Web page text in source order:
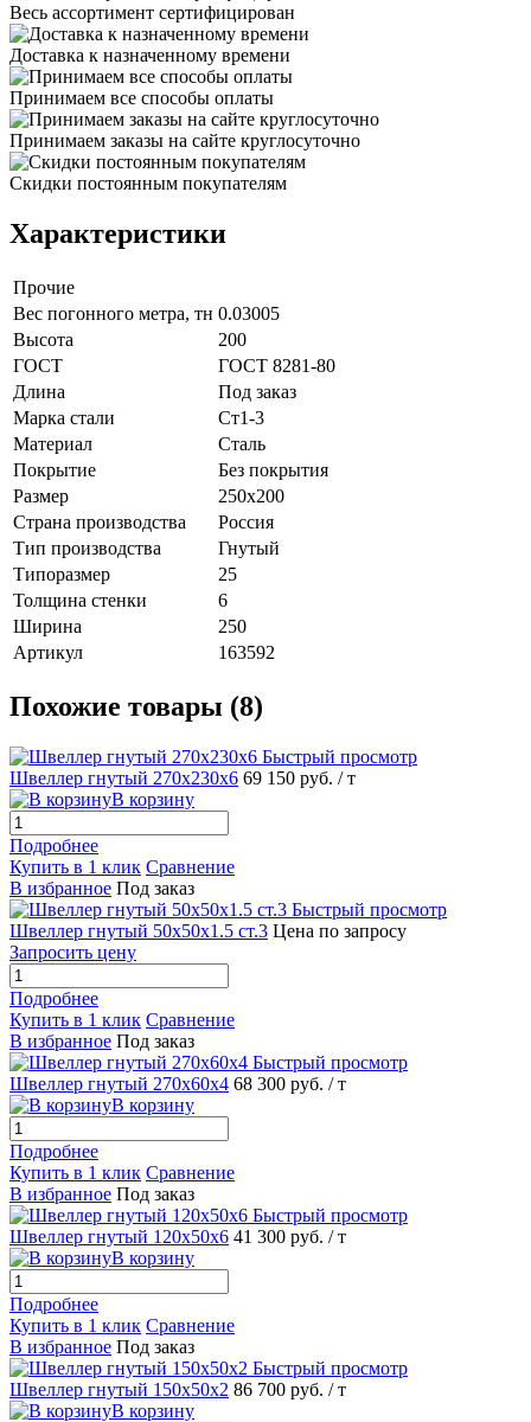
Весь ассортимент сертифицирован
Доставка к назначенному времени
Принимаем все способы оплаты
Принимаем заказы на сайте круглосуточно
Скидки постоянным покупателям
Характеристики
Прочие
Вес погонного метра, тн 0.03005
Высота
200
ГОСТ
ГОСТ 8281-80
Длина
Под заказ
Марка стали
Ст1-3
Материал
Сталь
Покрытие
Без покрытия
Размер
250х200
Страна производства
Россия
Тип производства
Гнутый
Типоразмер
25
Толщина стенки
6
Ширина
250
Артикул
163592
Похожие товары (8)
Быстрый просмотр
Швеллер гнутый 270х230х6 69 150 руб. / т
В корзину
Подробнее
Купить в 1 клик Сравнение
В избранное Под заказ
Быстрый просмотр
Швеллер гнутый 50х50х1.5 ст.3 Цена по запросу
Запросить цену
Подробнее
Купить в 1 клик Сравнение
В избранное Под заказ
Быстрый просмотр
Швеллер гнутый 270х60х4 68 300 руб. / т
В корзину
Подробнее
Купить в 1 клик Сравнение
В избранное Под заказ
Быстрый просмотр
Швеллер гнутый 120х50х6 41 300 руб. / т
В корзину
Подробнее
Купить в 1 клик Сравнение
В избранное Под заказ
Быстрый просмотр
Швеллер гнутый 150х50х2 86 700 руб. / т
В корзину